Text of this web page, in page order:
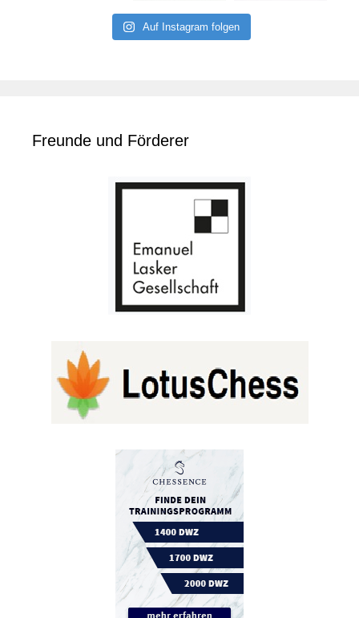
Auf Instagram folgen
Freunde und Förderer